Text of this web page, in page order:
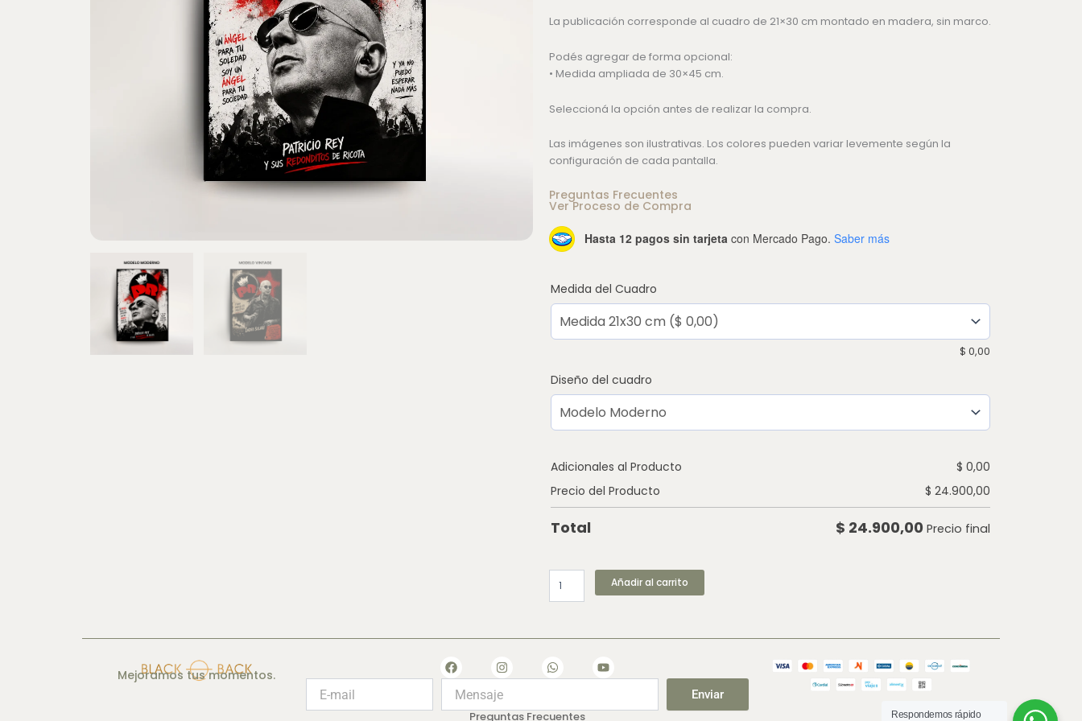
La publicación corresponde al cuadro de 21×30 cm montado en madera, sin marco.
Podés agregar de forma opcional:
• Medida ampliada de 30×45 cm.
Seleccioná la opción antes de realizar la compra.
Las imágenes son ilustrativas. Los colores pueden variar levemente según la
configuración de cada pantalla.
Preguntas Frecuentes
Ver Proceso de Compra
Hasta 12 pagos sin tarjeta con Mercado Pago. Saber más
Medida del Cuadro
$ 0,00
Diseño del cuadro
Adicionales al Producto $ 0,00
Precio del Producto
$ 24.900,00
Total $ 24.900,00 Precio final
Cuadro
Homenaje
Solari
cantidad
Añadir al carrito
Mejoramos tus momentos.
Enviar
Preguntas Frecuentes
F
a
c
e
b
I
n
t
a
W
h
s
Y
o
u Respondemos rápido